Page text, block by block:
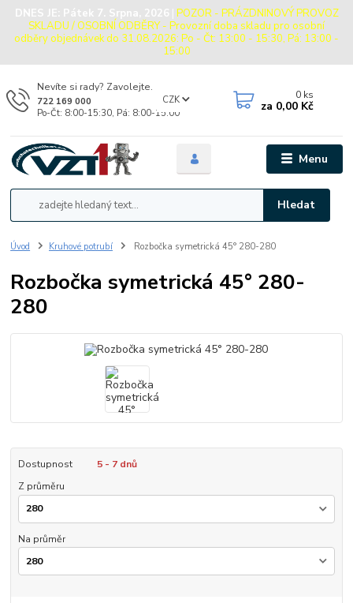
DNES JE: Pátek 7. Srpna, 2026 | POZOR - PRÁZDNINOVÝ PROVOZ
SKLADU / OSOBNÍ ODBĚRY - Provozní doba skladu pro osobní
odběry objednávek do 31.08.2026: Po - Čt: 13:00 - 15:30, Pá: 13:00 -
15:00
Menu
CZK
Hledat
Nevíte si rady? Zavolejte.
722 169 000
Po-Čt: 8:00-15:30, Pá: 8:00-15:00
0 ks
za 0,00 Kč
Úvod Kruhové potrubí Rozbočka symetrická 45° 280-280
Rozbočka symetrická 45° 280-
280
Dostupnost
5 - 7 dnů
Z průměru
Na průměr